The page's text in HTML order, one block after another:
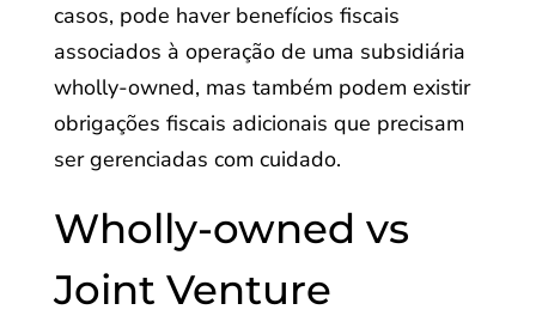
casos, pode haver benefícios fiscais
associados à operação de uma subsidiária
wholly-owned, mas também podem existir
obrigações fiscais adicionais que precisam
ser gerenciadas com cuidado.
Wholly-owned vs
Joint Venture